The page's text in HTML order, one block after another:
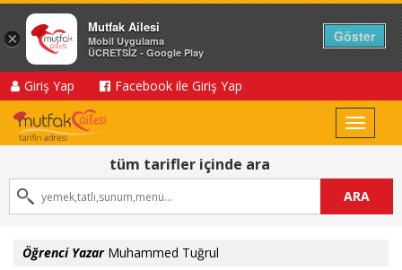
Giriş Yap Facebook ile Giriş Yap
Toggle
tüm tarifler içinde ara
ARA
Öğrenci YazarMuhammed Tuğrul
×
Mutfak Ailesi
Mobil Uygulama
ÜCRETSİZ - Google Play
Göster